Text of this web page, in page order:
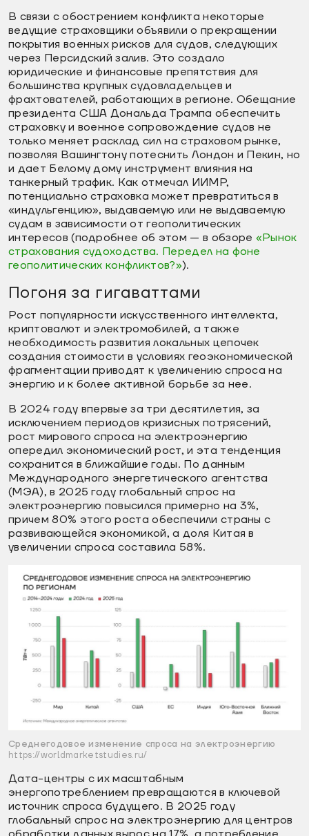
В связи с обострением конфликта некоторые
ведущие страховщики объявили о прекращении
покрытия военных рисков для судов, следующих
через Персидский залив. Это создало
юридические и финансовые препятствия для
большинства крупных судовладельцев и
фрахтователей, работающих в регионе. Обещание
президента США Дональда Трампа обеспечить
страховку и военное сопровождение судов не
только меняет расклад сил на страховом рынке,
позволяя Вашингтону потеснить Лондон и Пекин, но
и дает Белому дому инструмент влияния на
танкерный трафик. Как отмечал ИИМР,
потенциально страховка может превратиться в
«индульгенцию», выдаваемую или не выдаваемую
судам в зависимости от геополитических
интересов (подробнее об этом — в обзоре «Рынок
страхования судоходства. Передел на фоне
геополитических конфликтов?»).
Погоня за гигаваттами
Рост популярности искусственного интеллекта,
криптовалют и электромобилей, а также
необходимость развития локальных цепочек
создания стоимости в условиях геоэкономической
фрагментации приводят к увеличению спроса на
энергию и к более активной борьбе за нее.
В 2024 году впервые за три десятилетия, за
исключением периодов кризисных потрясений,
рост мирового спроса на электроэнергию
опередил экономический рост, и эта тенденция
сохранится в ближайшие годы. По данным
Международного энергетического агентства
(МЭА), в 2025 году глобальный спрос на
электроэнергию повысился примерно на 3%,
причем 80% этого роста обеспечили страны с
развивающейся экономикой, а доля Китая в
увеличении спроса составила 58%.
Среднегодовое изменение спроса на электроэнергию
https://worldmarketstudies.ru/
Дата-центры с их масштабным
энергопотреблением превращаются в ключевой
источник спроса будущего. В 2025 году
глобальный спрос на электроэнергию для центров